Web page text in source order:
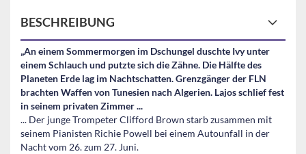
BESCHREIBUNG
„An einem Sommermorgen im Dschungel duschte Ivy unter
einem Schlauch und putzte sich die Zähne. Die Hälfte des
Planeten Erde lag im Nachtschatten. Grenzgänger der FLN
brachten Waffen von Tunesien nach Algerien. Lajos schlief fest
in seinem privaten Zimmer ...
... Der junge Trompeter Clifford Brown starb zusammen mit
seinem Pianisten Richie Powell bei einem Autounfall in der
Nacht vom 26. zum 27. Juni.